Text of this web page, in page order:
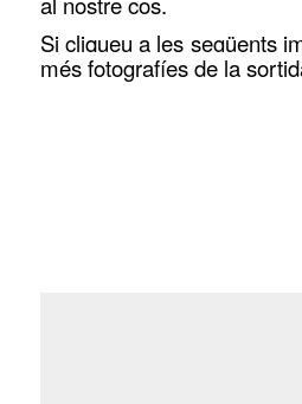
Si cliqueu a les següents
més fotografíes de la